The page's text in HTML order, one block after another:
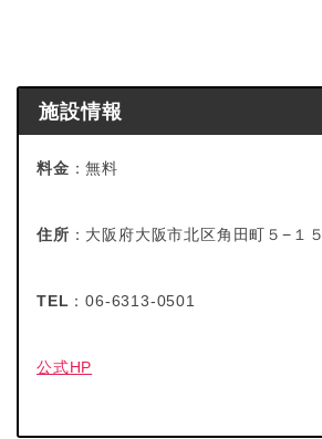
施設情報
料金 ：無料
住所 ：大阪府大阪市北区角田町５−１５
TEL ：06-6313-0501
公式HP